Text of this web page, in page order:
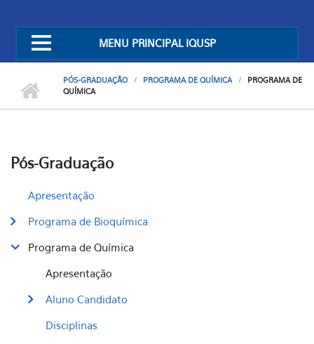
MENU PRINCIPAL IQUSP
PÓS-GRADUAÇÃO PROGRAMA DE QUÍMICA
PROGRAMA DE
QUÍMICA
Pós-Graduação
Apresentação
Programa de Bioquímica
Programa de Química
Apresentação
Aluno Candidato
Disciplinas